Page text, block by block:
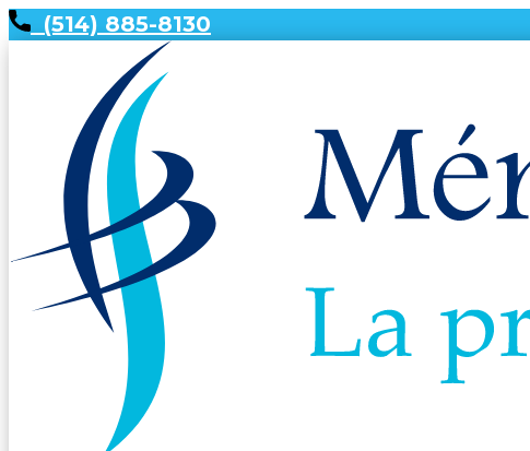
(514) 885-8130